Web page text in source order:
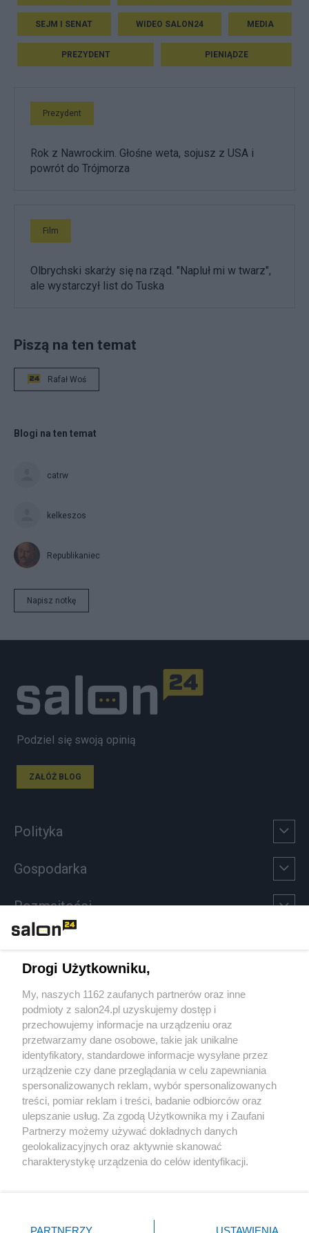
SEJM I SENAT WIDEO SALON24 MEDIA
PREZYDENT PIENIĄDZE
Prezydent
Rok z Nawrockim. Głośne weta, sojusz z USA i
powrót do Trójmorza
Film
Olbrychski skarży się na rząd. "Napluł mi w twarz",
ale wystarczył list do Tuska
Piszą na ten temat
Rafał Woś
Blogi na ten temat
catrw
kelkeszos
Republikaniec
Napisz notkę
Podziel się swoją opinią
ZAŁÓŻ BLOG
Polityka
Gospodarka
Rozmaitości
Sport
Społeczeństwo
Kultura
X Facebook Instagram Youtube
Drogi Użytkowniku,
My, naszych 1162 zaufanych partnerów oraz inne
podmioty z salon24.pl uzyskujemy dostęp i
przechowujemy informacje na urządzeniu oraz
przetwarzamy dane osobowe, takie jak unikalne
identyfikatory, standardowe informacje wysyłane przez
urządzenie czy dane przeglądania w celu zapewniania
spersonalizowanych reklam, wybór spersonalizowanych
treści, pomiar reklam i treści, badanie odbiorców oraz
ulepszanie usług. Za zgodą Użytkownika my i Zaufani
Partnerzy możemy używać dokładnych danych
geolokalizacyjnych oraz aktywnie skanować
charakterystykę urządzenia do celów identyfikacji.
zmienić/wycofać klikając przycisk ustawień prywatności
PARTNERZY USTAWIENIA